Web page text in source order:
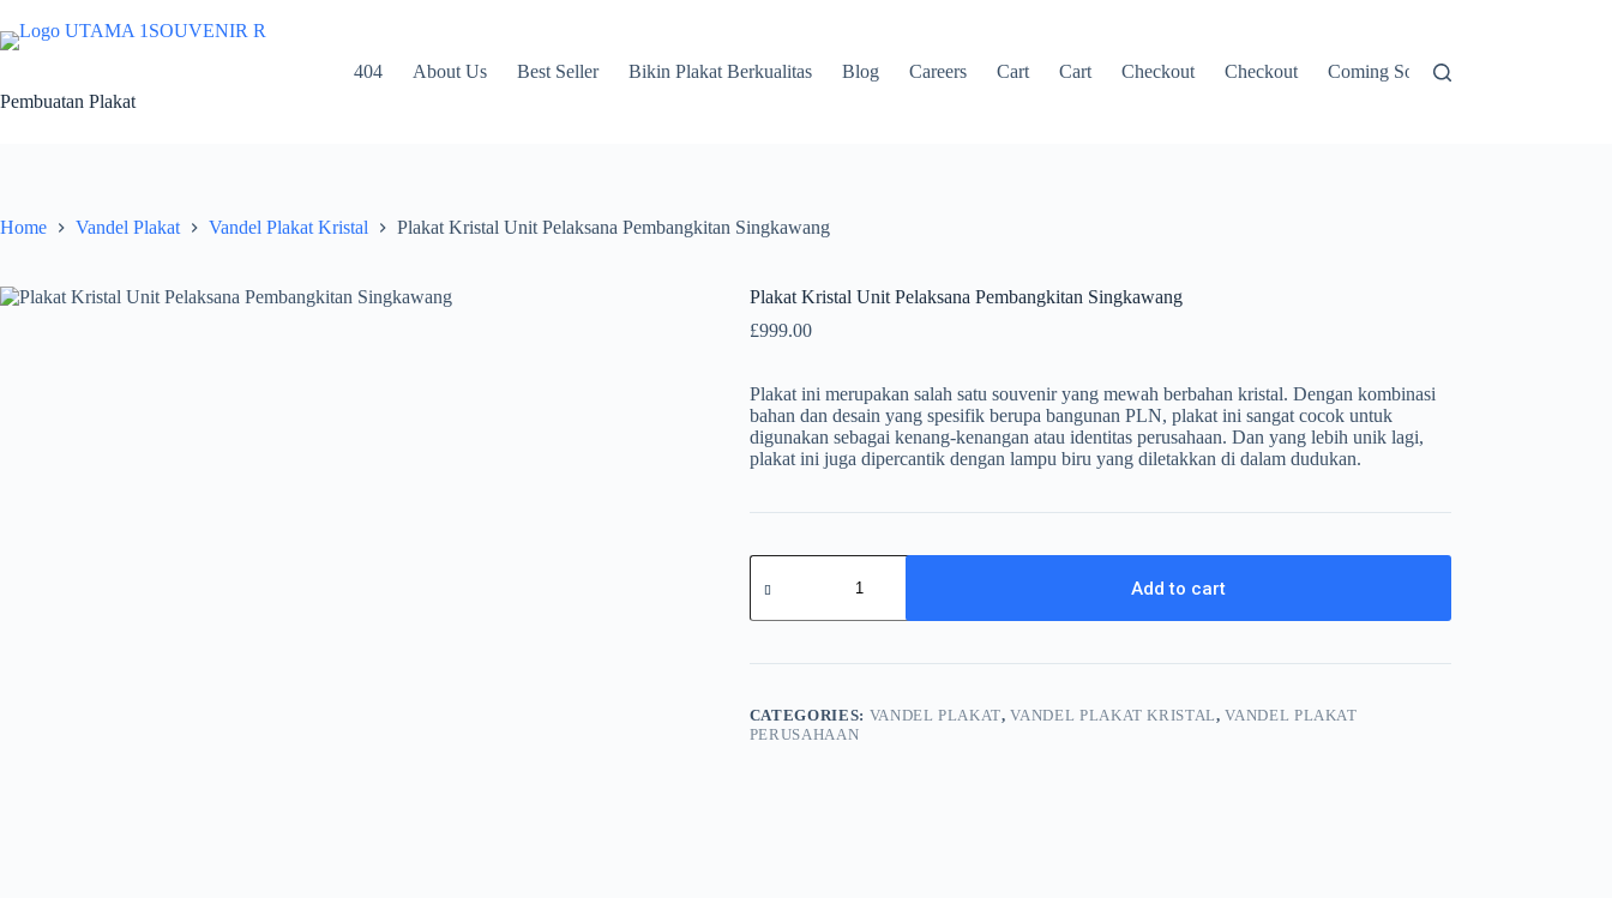
to
content
Pembuatan Plakat
404 About Us Best Seller Bikin Plakat Berkualitas Blog Careers Cart Cart Checkout Checkout Coming Soon
Home Vandel Plakat Vandel Plakat Kristal Plakat Kristal Unit Pelaksana Pembangkitan Singkawang
Plakat Kristal Unit Pelaksana Pembangkitan Singkawang
£999.00
Plakat ini merupakan salah satu souvenir yang mewah berbahan kristal. Dengan kombinasi
bahan dan desain yang spesifik berupa bangunan PLN, plakat ini sangat cocok untuk
digunakan sebagai kenang-kenangan atau identitas perusahaan. Dan yang lebih unik lagi,
plakat ini juga dipercantik dengan lampu biru yang diletakkan di dalam dudukan.
Plakat
Kristal
Pelaksana
Singkawang
Add to cart
CATEGORIES: VANDEL PLAKAT,VANDEL PLAKAT KRISTAL,VANDEL PLAKAT
PERUSAHAAN